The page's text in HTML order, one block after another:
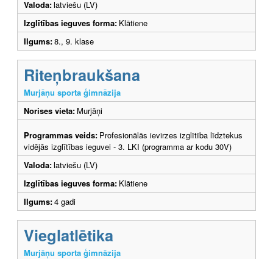
Valoda:latviešu (LV)
Izglītības ieguves forma: Klātiene
Ilgums:8., 9. klase
Riteņbraukšana
Murjāņu sporta ģimnāzija
Norises vieta: Murjāņi
Programmas veids: Profesionālās ievirzes izglītība līdztekus
vidējās izglītības ieguvei - 3. LKI (programma ar kodu 30V)
Valoda:latviešu (LV)
Izglītības ieguves forma: Klātiene
Ilgums:4 gadi
Vieglatlētika
Murjāņu sporta ģimnāzija